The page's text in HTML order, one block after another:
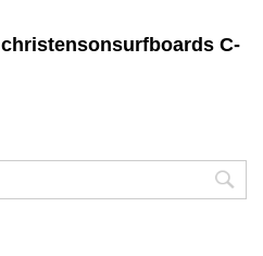
christensonsurfboards C-